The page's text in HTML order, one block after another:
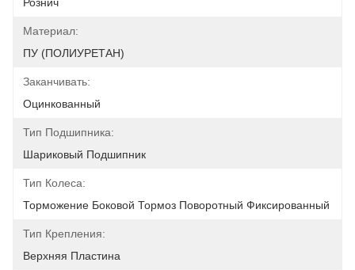
Материал:
ПУ (ПОЛИУРЕТАН)
Заканчивать:
Оцинкованный
Тип Подшипника:
Шариковый Подшипник
Тип Колеса:
Торможение Боковой Тормоз Поворотный Фиксированный
Тип Крепления:
Верхняя Пластина